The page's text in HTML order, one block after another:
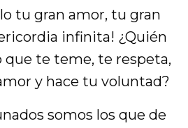
tu gran amor, tu gran
infinita! ¿Quién
que te teme, te respeta,
y hace tu voluntad?
somos los que de